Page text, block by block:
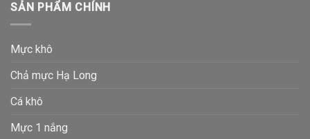
SẢN PHẨM CHÍNH
Mực khô
Chả mực Hạ Long
Cá khô
Mực 1 nắng